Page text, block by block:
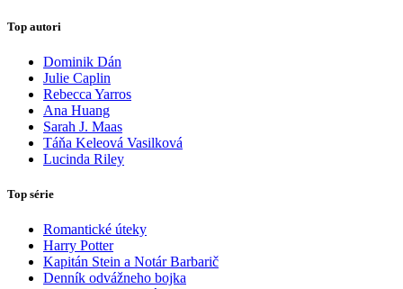
Top autori
Dominik Dán
Julie Caplin
Rebecca Yarros
Ana Huang
Sarah J. Maas
Táňa Keleová Vasilková
Lucinda Riley
Top série
Romantické úteky
Harry Potter
Kapitán Stein a Notár Barbarič
Denník odvážneho bojka